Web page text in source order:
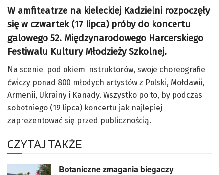
W amfiteatrze na kieleckiej Kadzielni rozpoczęły
się w czwartek (17 lipca) próby do koncertu
galowego 52. Międzynarodowego Harcerskiego
Festiwalu Kultury Młodzieży Szkolnej.
Na scenie, pod okiem instruktorów, swoje choreografie
ćwiczy ponad 800 młodych artystów z Polski, Mołdawii,
Armenii, Ukrainy i Kanady. Wszystko po to, by podczas
sobotniego (19 lipca) koncertu jak najlepiej
zaprezentować się przed publicznością.
CZYTAJ TAKŻE
Botaniczne zmagania biegaczy